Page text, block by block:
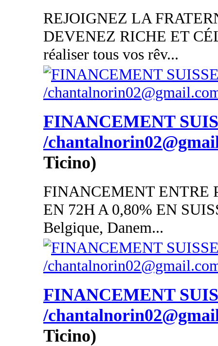
REJOIGNEZ LA
DEVENEZ RICHE ET
réaliser tous vos rêv...
FINANCEMENT
/
Ticino)
FINANCEMENT ENTRE
EN 72H A 0,80% EN
Belgique, Danem...
FINANCEMENT
/
Ticino)